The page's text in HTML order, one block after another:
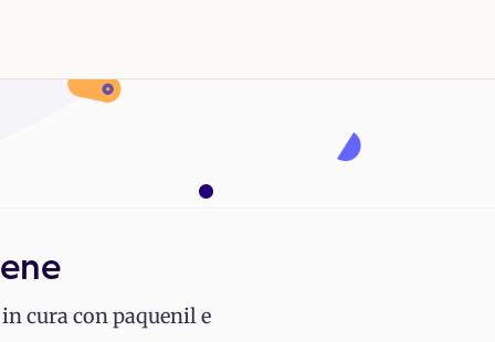
cura con paquenil e